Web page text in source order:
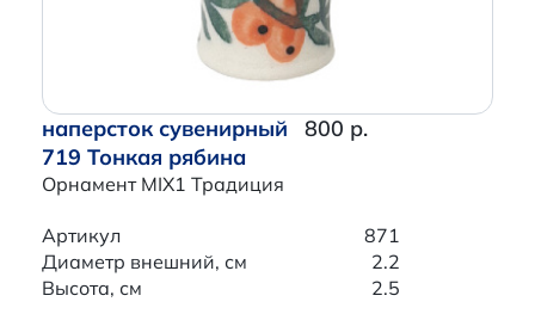
наперсток сувенирный
719 Тонкая рябина
Орнамент MIX1 Традиция
800 р.
Артикул
871
Диаметр внешний, см
2.2
Высота, см
2.5